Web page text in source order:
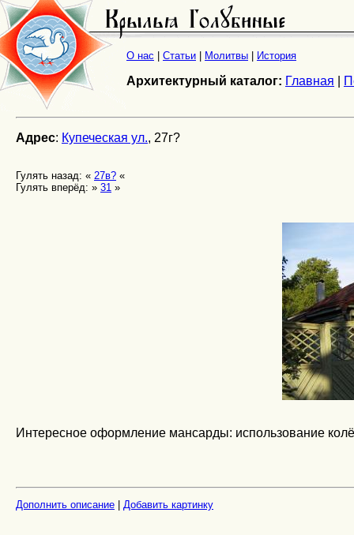
О нас Статьи Молитвы История
Архитектурный каталог: Главная
Адрес: Купеческая ул., 27г?
Гулять назад: « 27в? «
Гулять вперёд: » 31 »
Интересное оформление мансарды: использование
Дополнить описание Добавить картинку